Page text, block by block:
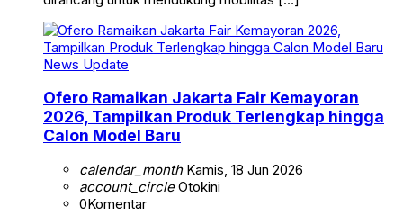
News Update
Ofero Ramaikan Jakarta Fair Kemayoran
2026, Tampilkan Produk Terlengkap hingga
Calon Model Baru
calendar_monthKamis, 18 Jun 2026
account_circleOtokini
0Komentar